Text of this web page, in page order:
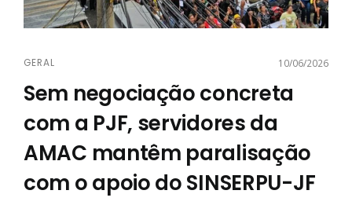
GERAL 10/06/2026
Sem negociação concreta
com a PJF, servidores da
AMAC mantêm paralisação
com o apoio do SINSERPU-JF